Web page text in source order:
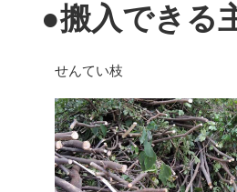
●搬入できる
せんてい枝